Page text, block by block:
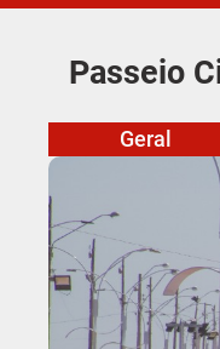
Passeio
Geral